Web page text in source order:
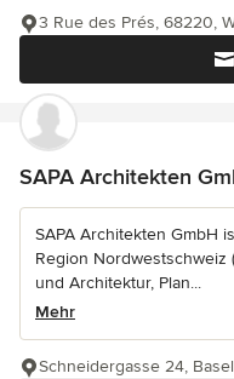
3 Rue des Prés, 68220,
SAPA Architekten
SAPA Architekten GmbH
Region Nordwestschweiz
und Architektur, Plan...
Mehr
Schneidergasse 24,